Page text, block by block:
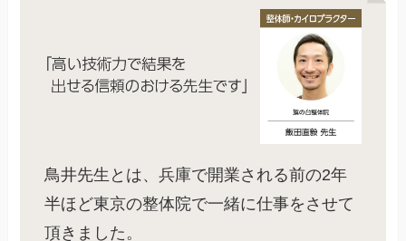
鳥井先生とは、兵庫で開業される前の2年
半ほど東京の整体院で一緒に仕事をさせて
頂きました。